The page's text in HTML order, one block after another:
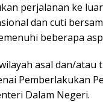
perjalanan ke
dan cuti
beberapa
asal dan/atau
Pemberlakukan
Dalam Negeri.